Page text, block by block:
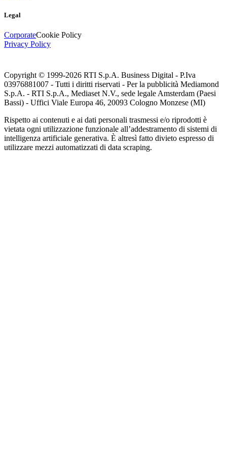
Legal
CorporateCookie Policy
Privacy Policy
Copyright © 1999-2026 RTI S.p.A. Business Digital - P.Iva
03976881007 - Tutti i diritti riservati - Per la pubblicità Mediamond
S.p.A. - RTI S.p.A., Mediaset N.V., sede legale Amsterdam (Paesi
Bassi) - Uffici Viale Europa 46, 20093 Cologno Monzese (MI)
Rispetto ai contenuti e ai dati personali trasmessi e/o riprodotti è
vietata ogni utilizzazione funzionale all’addestramento di sistemi di
intelligenza artificiale generativa. È altresì fatto divieto espresso di
utilizzare mezzi automatizzati di data scraping.